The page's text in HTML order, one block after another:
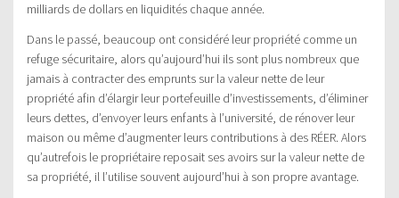
milliards de dollars en liquidités chaque année.
Dans le passé, beaucoup ont considéré leur propriété comme un
refuge sécuritaire, alors qu’aujourd’hui ils sont plus nombreux que
jamais à contracter des emprunts sur la valeur nette de leur
propriété afin d’élargir leur portefeuille d’investissements, d’éliminer
leurs dettes, d’envoyer leurs enfants à l’université, de rénover leur
maison ou même d’augmenter leurs contributions à des RÉER. Alors
qu’autrefois le propriétaire reposait ses avoirs sur la valeur nette de
sa propriété, il l’utilise souvent aujourd’hui à son propre avantage.